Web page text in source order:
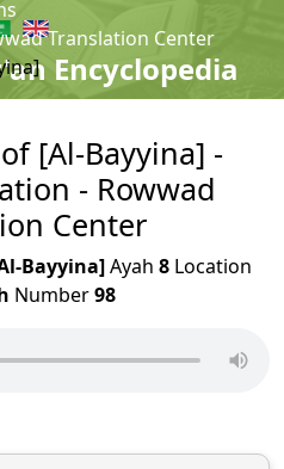
Encyclopedia
Translation Center
[Al-Bayyina] -
- Rowwad
Center
Bayyina]Ayah 8Location
Number98